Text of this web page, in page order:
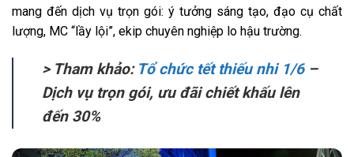
mang đến dịch vụ trọn gói: ý tưởng sáng tạo, đạo cụ chất
lượng, MC “lầy lội”, ekip chuyên nghiệp lo hậu trường.
> Tham khảo: Tổ chức tết thiếu nhi 1/6–
Dịch vụ trọn gói, ưu đãi chiết khấu lên
đến 30%